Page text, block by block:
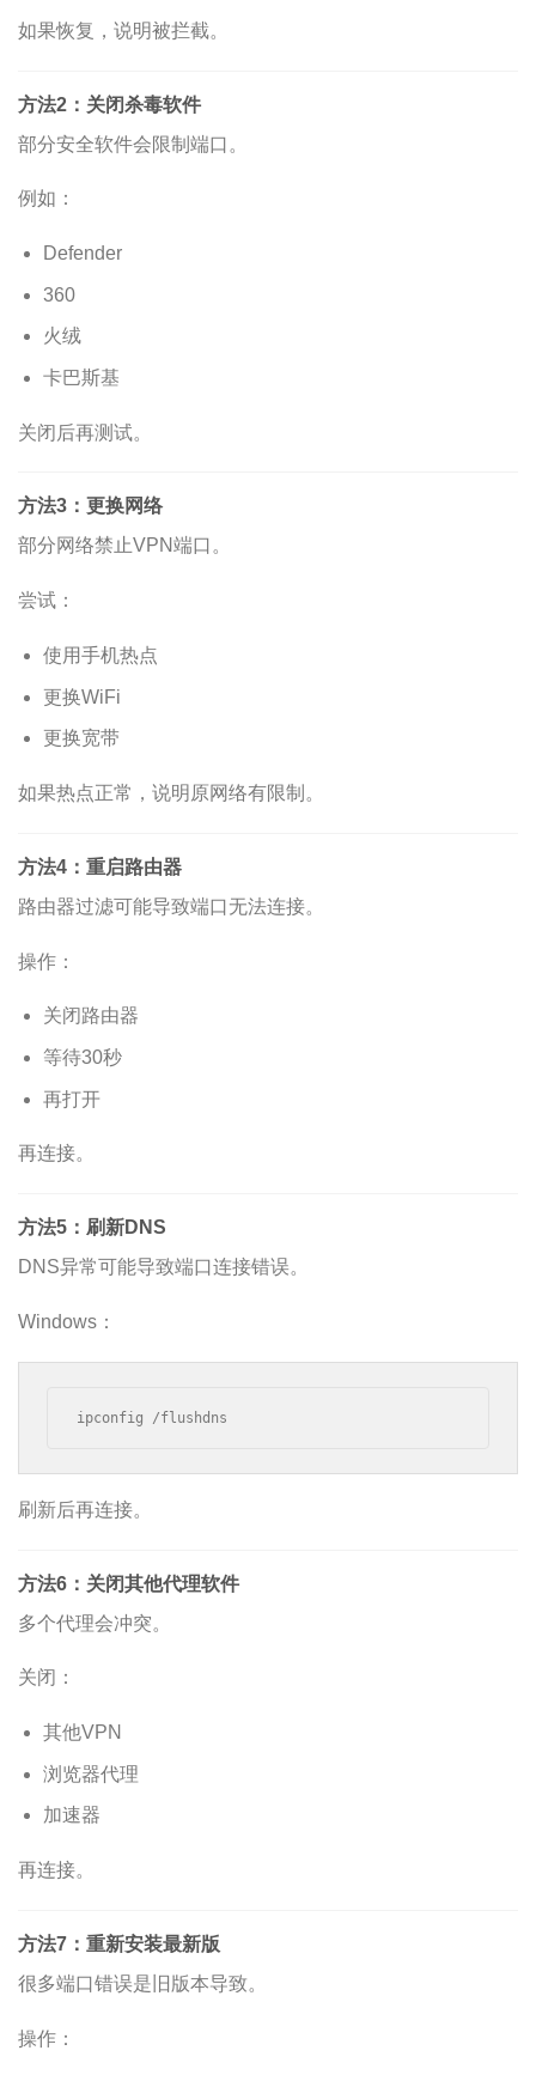
如果恢复，说明被拦截。
方法2：关闭杀毒软件
部分安全软件会限制端口。
例如：
Defender
360
火绒
卡巴斯基
关闭后再测试。
方法3：更换网络
部分网络禁止VPN端口。
尝试：
使用手机热点
更换WiFi
更换宽带
如果热点正常，说明原网络有限制。
方法4：重启路由器
路由器过滤可能导致端口无法连接。
操作：
关闭路由器
等待30秒
再打开
再连接。
方法5：刷新DNS
DNS异常可能导致端口连接错误。
Windows：
ipconfig /flushdns
刷新后再连接。
方法6：关闭其他代理软件
多个代理会冲突。
关闭：
其他VPN
浏览器代理
加速器
再连接。
方法7：重新安装最新版
很多端口错误是旧版本导致。
操作：